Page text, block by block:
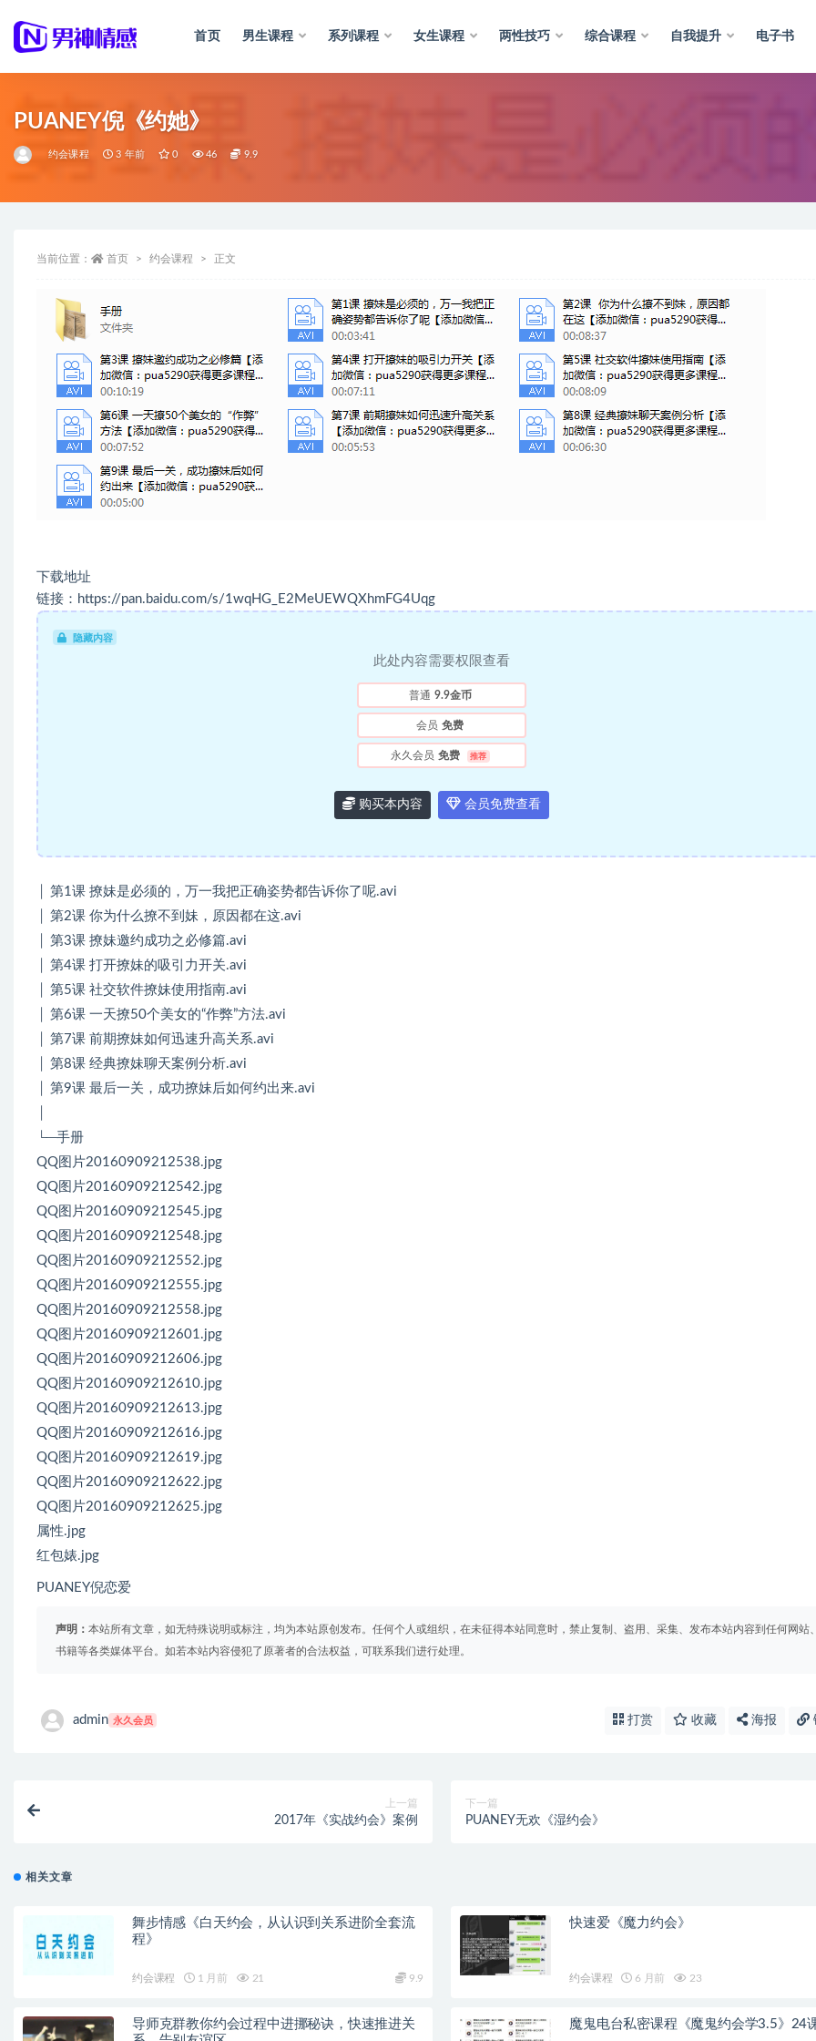
首页 男生课程 系列课程 女生课程 两性技巧 综合课程 自我提升 电子书
PUANEY倪《约她》
约会课程 3 年前 0 46 9.9
当前位置： 首页 约会课程 正文
下载地址
链接：https://pan.baidu.com/s/1wqHG_E2MeUEWQXhmFG4Uqg
隐藏内容
此处内容需要权限查看
普通 9.9金币
会员 免费
永久会员 免费 推荐
购买本内容 会员免费查看
│ 第1课 撩妹是必须的，万一我把正确姿势都告诉你了呢.avi
│ 第2课 你为什么撩不到妹，原因都在这.avi
│ 第3课 撩妹邀约成功之必修篇.avi
│ 第4课 打开撩妹的吸引力开关.avi
│ 第5课 社交软件撩妹使用指南.avi
│ 第6课 一天撩50个美女的“作弊”方法.avi
│ 第7课 前期撩妹如何迅速升高关系.avi
│ 第8课 经典撩妹聊天案例分析.avi
│ 第9课 最后一关，成功撩妹后如何约出来.avi
└─手册
QQ图片20160909212538.jpg
QQ图片20160909212542.jpg
QQ图片20160909212545.jpg
QQ图片20160909212548.jpg
QQ图片20160909212552.jpg
QQ图片20160909212555.jpg
QQ图片20160909212558.jpg
QQ图片20160909212601.jpg
QQ图片20160909212606.jpg
QQ图片20160909212610.jpg
QQ图片20160909212613.jpg
QQ图片20160909212616.jpg
QQ图片20160909212619.jpg
QQ图片20160909212622.jpg
QQ图片20160909212625.jpg
属性.jpg
红包婊.jpg
PUANEY倪恋爱
声明： 本站所有文章，如无特殊说明或标注，均为本站原创发布。任何个人或组织，在未征得本站同意时，禁止复制、盗用、采集、发布本站内容到任何网站
书籍等各类媒体平台。如若本站内容侵犯了原著者的合法权益，可联系我们进行处理。
admin 永久会员 打赏 收藏 海报
上一篇
2017年《实战约会》案例
下一篇
PUANEY无欢《湿约会》
相关文章
舞步情感《白天约会，从认识到关系进阶全套流
程》
约会课程 1 月前 21 9.9
快速爱《魔力约会》
约会课程 6 月前 23
导师克群教你约会过程中进挪秘诀，快速推进关
魔鬼电台私密课程《魔鬼约会学3.5》24